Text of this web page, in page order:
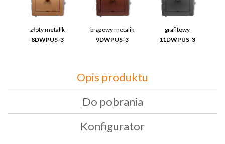
złoty metalik
8DWPUS-3
brązowy metalik
9DWPUS-3
grafitowy
11DWPUS-3
Opis produktu
Do pobrania
Konfigurator